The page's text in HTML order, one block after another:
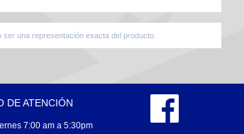
una representación exacta del producto.
DE ATENCIÓN
7:00 am a 5:30pm